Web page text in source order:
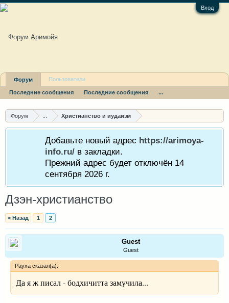
Вход
Форум Христианство и иудаизм
Добавьте новый адрес https://arimoya-
info.ru/ в закладки.
Прежний адрес будет отключён 14
сентября 2026 г.
Дзэн-христианство
< Назад 1 2
Guest
Guest
Рауха сказал(а):
Да я ж писал - бодхичитта замучила...
Форум
Последние сообщения Последние сообщения ...
Пользователи